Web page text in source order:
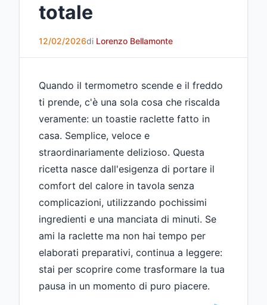
totale
12/02/2026di Lorenzo Bellamonte
Quando il termometro scende e il freddo
ti prende, c'è una sola cosa che riscalda
veramente: un toastie raclette fatto in
casa. Semplice, veloce e
straordinariamente delizioso. Questa
ricetta nasce dall'esigenza di portare il
comfort del calore in tavola senza
complicazioni, utilizzando pochissimi
ingredienti e una manciata di minuti. Se
ami la raclette ma non hai tempo per
elaborati preparativi, continua a leggere:
stai per scoprire come trasformare la tua
pausa in un momento di puro piacere.